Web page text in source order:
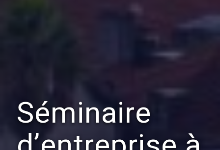
Séminaire